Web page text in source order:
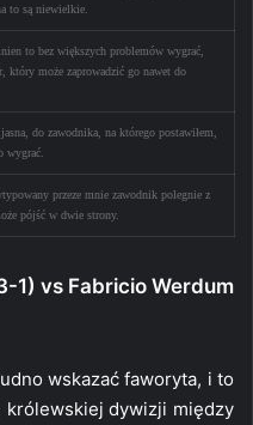
to są niewielkie.
to bez większych problemów wygrać,
który może zaprowadzić go nawet do
do zawodnika, na którego postawiłem,
wygrać.
przeze mnie zawodnik polegnie z
pójść w dwie strony.
1) vs Fabricio Werdum
wskazać faworyta, i to
królewskiej dywizji między